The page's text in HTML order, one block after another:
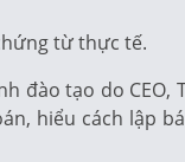
từ thực tế.
tạo do CEO,
hiểu cách lập